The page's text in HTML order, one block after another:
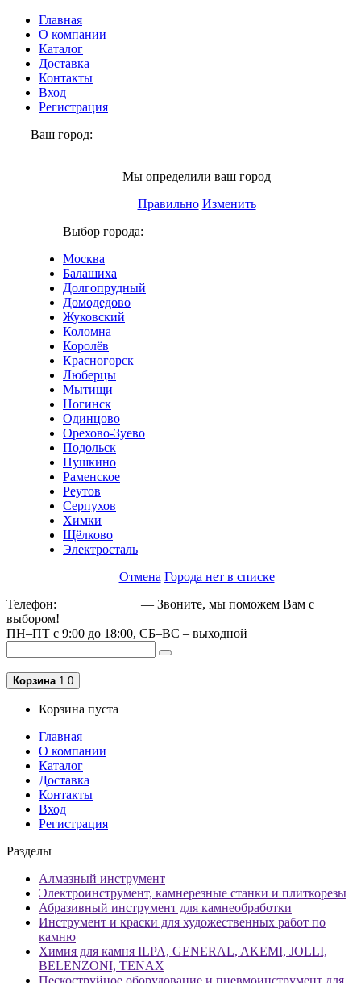
Главная
О компании
Каталог
Доставка
Контакты
Вход
Регистрация
Ваш город:
Мы определили ваш город
Правильно Изменить
Выбор города:
Москва
Балашиха
Долгопрудный
Домодедово
Жуковский
Коломна
Королёв
Красногорск
Люберцы
Мытищи
Ногинск
Одинцово
Орехово-Зуево
Подольск
Пушкино
Раменское
Реутов
Серпухов
Химки
Щёлково
Электросталь
Отмена Города нет в списке
Телефон:
— Звоните, мы поможем Вам с
выбором!
ПН–ПТ с 9:00 до 18:00, СБ–ВС – выходной
Корзина 1 0
Корзина пуста
Главная
О компании
Каталог
Доставка
Контакты
Вход
Регистрация
Разделы
Алмазный инструмент
Электроинструмент, камнерезные станки и плиткорезы
Абразивный инструмент для камнеобработки
Инструмент и краски для художественных работ по
камню
Химия для камня ILPA, GENERAL, AKEMI, JOLLI,
BELENZONI, TENAX
Пескоструйное оборудование и пневмоинструмент для